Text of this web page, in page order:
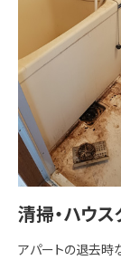
清掃・ハウ
アパートの退去時